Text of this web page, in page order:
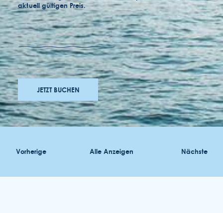
auszeichnungen
bewerbungen
zugänglichkeit
aktuell gültigen Preis.
JETZT BUCHEN
Vorherige Alle Anzeigen Nächste